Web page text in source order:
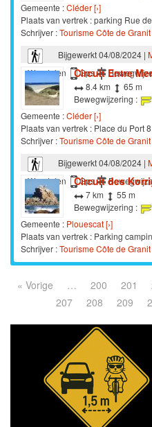
Gemeente :Cléder [›]
Plaats van vertrek : parking Rue
Schrijver :Tourisme Côte de Granit
Bijgewerkt 04/08/2024 |
Wandelen
Gps
Circuit Entre
8.4 km
65 m
Bewegwijzering :
Gemeente :Cléder [›]
Plaats van vertrek : Place du Port
Schrijver :Tourisme Côte de Granit
Bijgewerkt 04/08/2024 |
Wandelen
Gps
Circuit des
7 km
55 m
Bewegwijzering :
Gemeente : Plouescat [›]
Plaats van vertrek : Parking
Schrijver :Tourisme Côte de Granit
« Vorige … 200 201
207
208 209